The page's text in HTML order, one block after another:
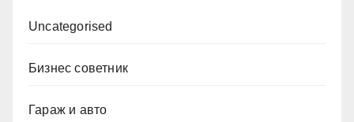
Uncategorised
Бизнес советник
Гараж и авто